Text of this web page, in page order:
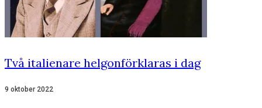
Två italienare helgonförklaras i dag
9 oktober 2022